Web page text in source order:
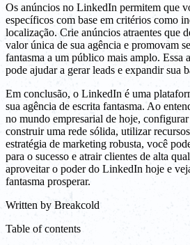
Os anúncios no LinkedIn permitem que
específicos com base em critérios como
localização. Crie anúncios atraentes que
valor única de sua agência e promovam
fantasma a um público mais amplo. Essa
pode ajudar a gerar leads e expandir sua
Em conclusão, o LinkedIn é uma
sua agência de escrita fantasma. Ao
no mundo empresarial de hoje,
construir uma rede sólida, utilizar
estratégia de marketing robusta, você
para o sucesso e atrair clientes de alta
aproveitar o poder do LinkedIn hoje e
fantasma prosperar.
Written by Breakcold
Table of contents